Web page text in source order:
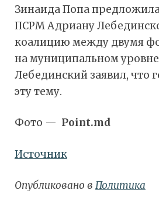
Зинаида Попа
ПСРМ Адриану
коалицию между двумя
на муниципальном
Лебединский заявил, что
эту тему.
Фото — Point.md
Источник
Опубликовано в Политика